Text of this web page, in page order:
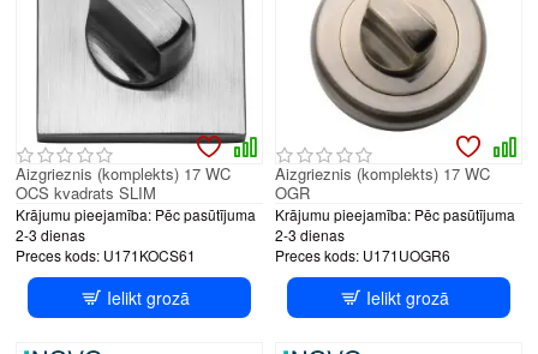
Krājumu pieejamība: Pēc pasūtījuma
2-3 dienas
Preces kods: U171KOCS61
Aizgrieznis (komplekts) 17 WC
OCS kvadrats SLIM
Ielikt grozā
Krājumu pieejamība: Pēc pasūtījuma
2-3 dienas
Preces kods: U171UOGR6
Aizgrieznis (komplekts) 17 WC
OGR
Ielikt grozā